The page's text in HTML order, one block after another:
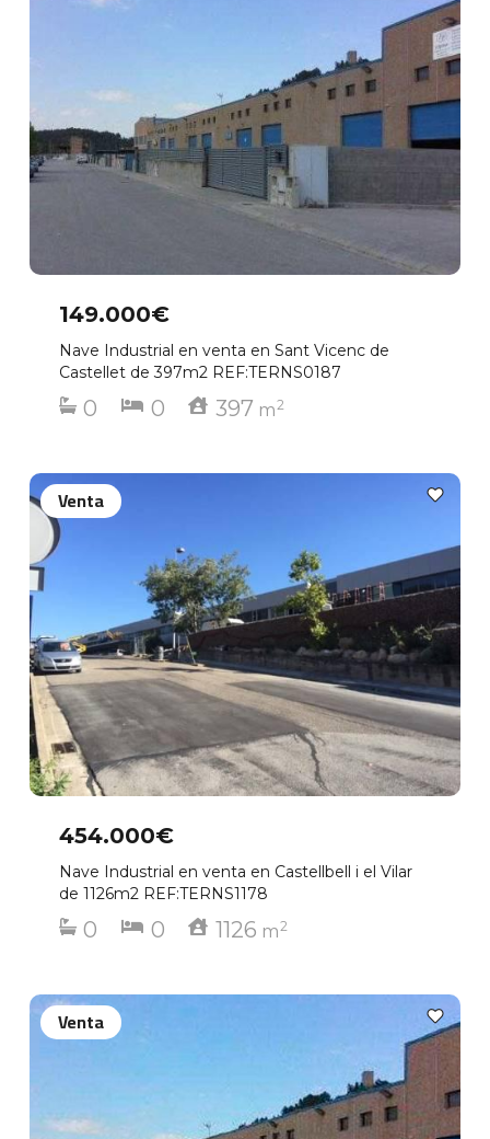
149.000€
Nave Industrial en venta en Sant Vicenc de
Castellet de 397m2 REF:TERNS0187
0 0 397 m2
454.000€
Nave Industrial en venta en Castellbell i el Vilar
de 1126m2 REF:TERNS1178
0 0 1126 m2
Venta
Venta